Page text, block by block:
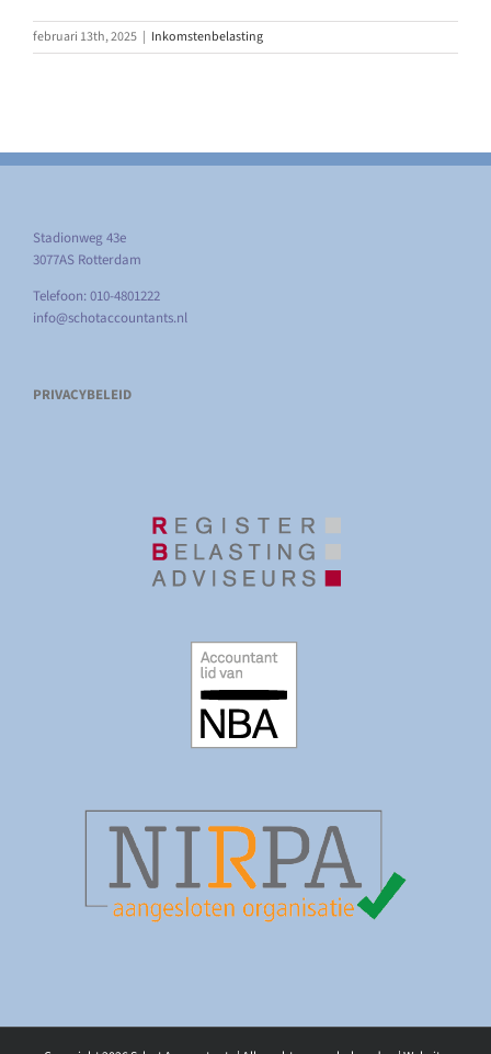
februari 13th, 2025 | Inkomstenbelasting
Stadionweg 43e
3077AS Rotterdam
Telefoon: 010-4801222
info@schotaccountants.nl
PRIVACYBELEID